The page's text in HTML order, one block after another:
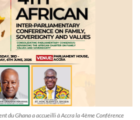
du Ghana a accueilli à Accra la 4ème Conférence